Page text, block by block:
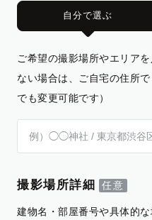
自分で選ぶ
ご希望の撮影場所やエリア
ない場合は、ご自宅の住所
でも変更可能です）
撮影場所詳細
建物名・部屋番号や具体的